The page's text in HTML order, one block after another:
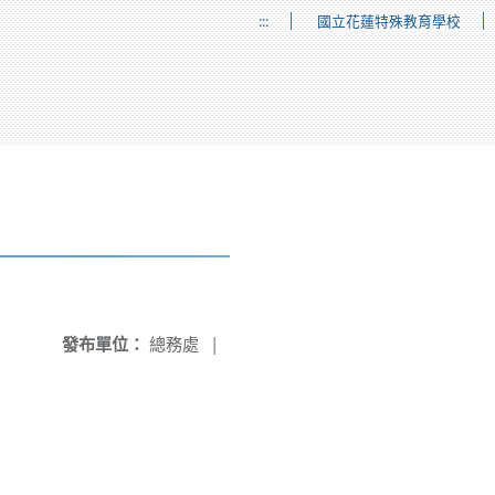
::: 國立花蓮特殊教育學校
發布單位： 總務處 |